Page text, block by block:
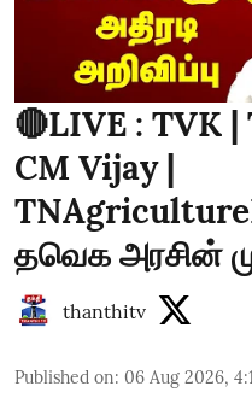
🔴LIVE : TVK
CM Vijay |
தவெக அரசின்
thanthitv
Published on: 06 Aug 2026,